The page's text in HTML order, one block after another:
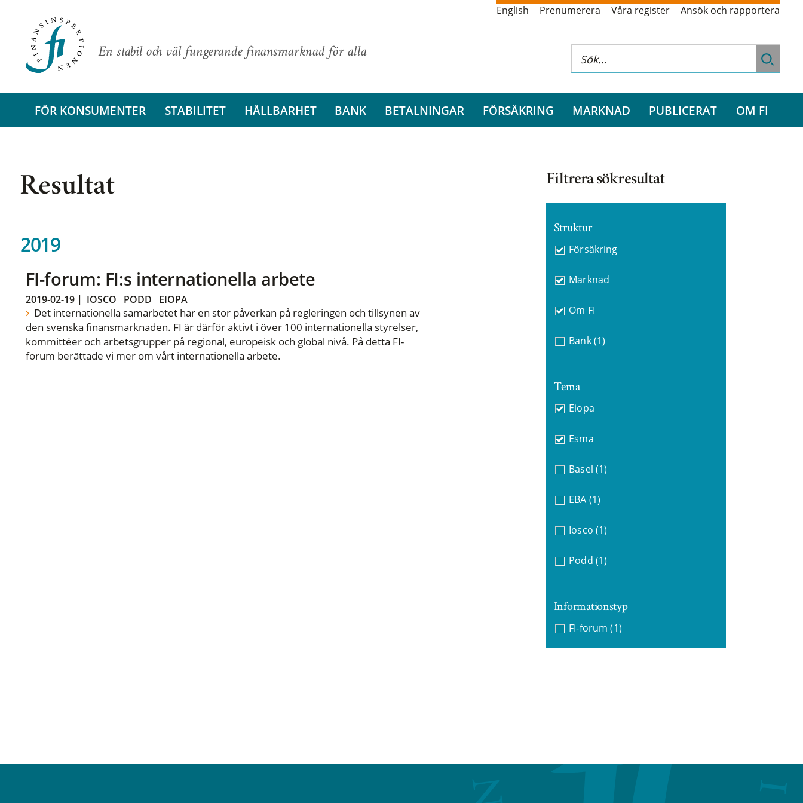
En stabil och väl fungerande finansmarknad för alla
English Prenumerera Våra register Ansök och rapportera
FÖR KONSUMENTER STABILITET HÅLLBARHET BANK BETALNINGAR FÖRSÄKRING MARKNAD PUBLICERAT OM FI
Resultat
2019
FI-forum: FI:s internationella arbete
2019-02-19| IOSCO PODD EIOPA
Det internationella samarbetet har en stor påverkan på regleringen och tillsynen av
den svenska finansmarknaden. FI är därför aktivt i över 100 internationella styrelser,
kommittéer och arbetsgrupper på regional, europeisk och global nivå. På detta FI-
forum berättade vi mer om vårt internationella arbete.
Filtrera sökresultat
Struktur
Försäkring
Marknad
Om FI
Bank (1)
Tema
Eiopa
Esma
Basel (1)
EBA (1)
Iosco (1)
Podd (1)
Informationstyp
FI-forum (1)